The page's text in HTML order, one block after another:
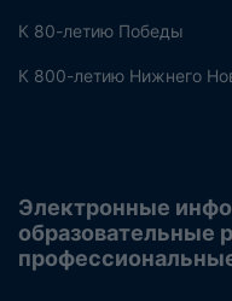
К 80-летию Победы
К 800-летию Нижнего
Электронные
образовательные